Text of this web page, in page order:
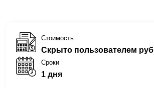
Стоимость
Скрыто пользователем руб
Сроки
1 дня